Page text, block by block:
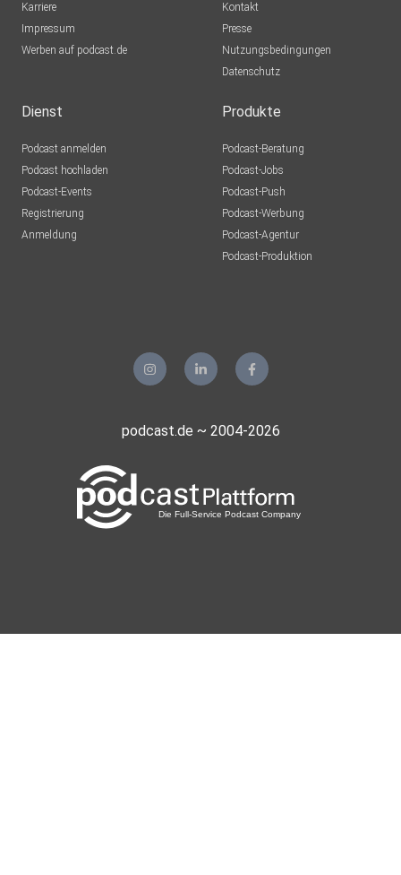
Karriere
Impressum
Werben auf podcast.de
Kontakt
Presse
Nutzungsbedingungen
Datenschutz
Dienst
Podcast anmelden
Podcast hochladen
Podcast-Events
Registrierung
Anmeldung
Produkte
Podcast-Beratung
Podcast-Jobs
Podcast-Push
Podcast-Werbung
Podcast-Agentur
Podcast-Produktion
podcast.de ~ 2004-2026